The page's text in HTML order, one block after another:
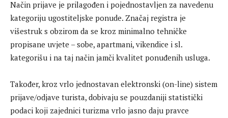
Način prijave je prilagođen i pojednostavljen za navedenu
kategoriju ugostiteljske ponude. Značaj registra je
višestruk s obzirom da se kroz minimalno tehničke
propisane uvjete – sobe, apartmani, vikendice i sl.
kategorišu i na taj način jamči kvalitet ponuđenih usluga.
Također, kroz vrlo jednostavan elektronski (on-line) sistem
prijave/odjave turista, dobivaju se pouzdaniji statistički
podaci koji zajednici turizma vrlo jasno daju pravce